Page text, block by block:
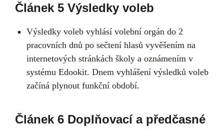
Článek 5 Výsledky voleb
Výsledky voleb vyhlásí volební orgán do 2
pracovních dnů po sečtení hlasů vyvěšením na
internetových stránkách školy a oznámením v
systému Edookit. Dnem vyhlášení výsledků voleb
začíná plynout funkční období.
Článek 6 Doplňovací a předčasné